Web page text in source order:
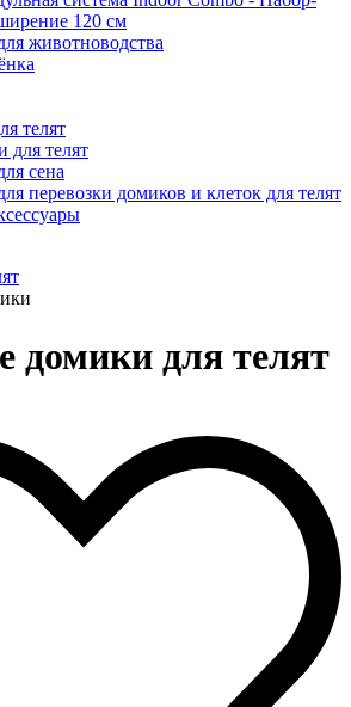
120 см
животноводства
телят
телят
сена
перевозки домиков и клеток для телят
домики для телят